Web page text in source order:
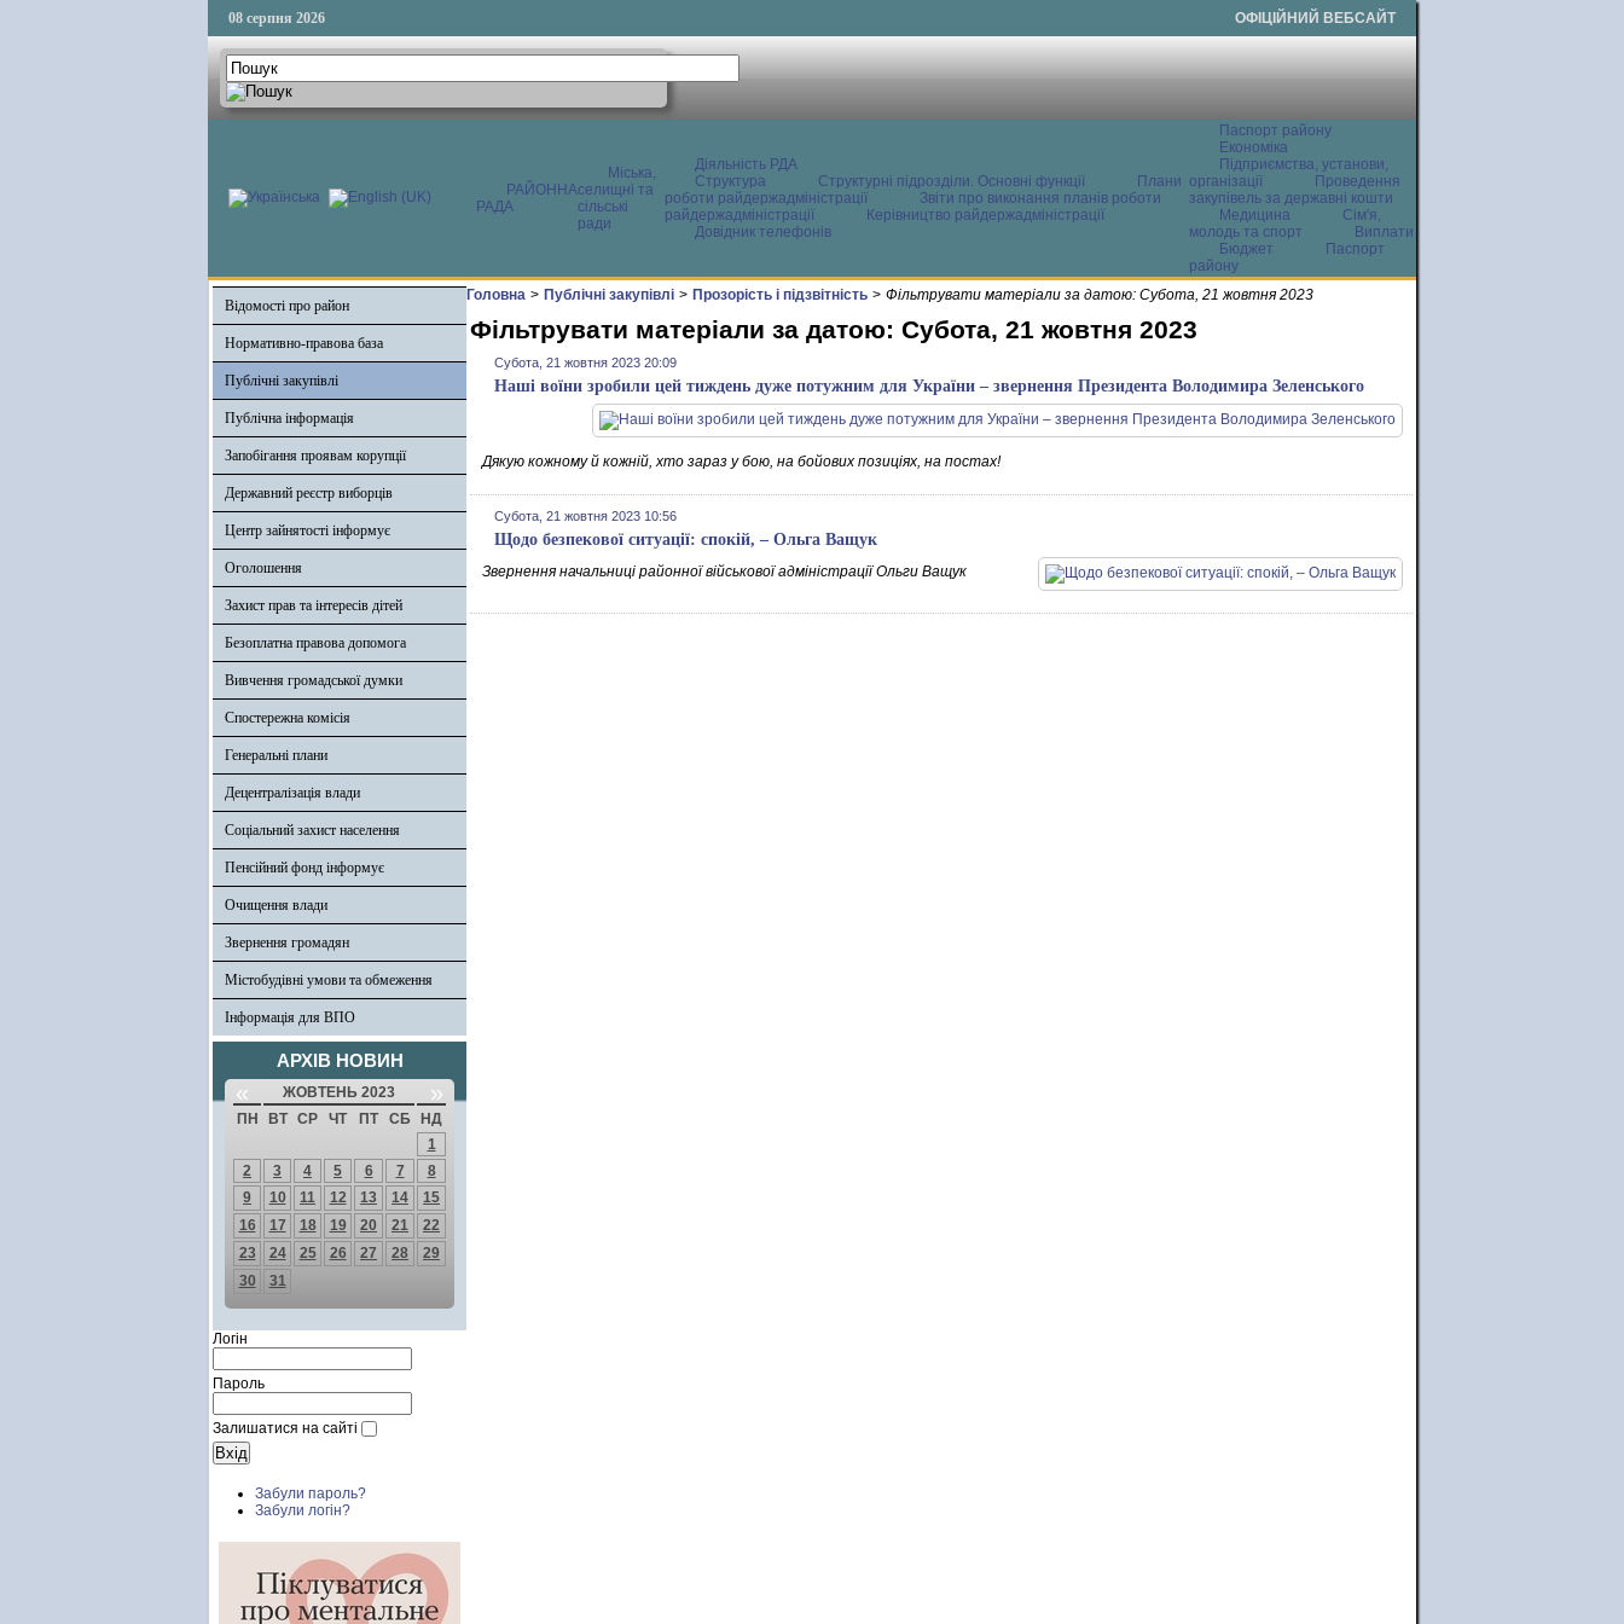
08 серпня 2026 ОФІЦІЙНИЙ ВЕБСАЙТ
РАЙОННА
РАДА
Міська,
селищні та
сільські
ради
Діяльність РДА
Структура
Структурні підрозділи. Основні функції
Плани
роботи райдержадміністрації
Звіти про виконання планів роботи
райдержадміністрації
Керівництво райдержадміністрації
Довідник телефонів
Паспорт району
Економіка
Підприємства, установи,
організації
Проведення
закупівель за державні кошти
Медицина
Сім'я,
молодь та спорт
Виплати
Бюджет
Паспорт
району
Відомості про район
Нормативно-правова база
Публічні закупівлі
Публічна інформація
Запобігання проявам корупції
Державний реєстр виборців
Центр зайнятості інформує
Оголошення
Захист прав та інтересів дітей
Безоплатна правова допомога
Вивчення громадської думки
Спостережна комісія
Генеральні плани
Децентралізація влади
Соціальний захист населення
Пенсійний фонд інформує
Очищення влади
Звернення громадян
Містобудівні умови та обмеження
Інформація для ВПО
АРХІВ НОВИН
« ЖОВТЕНЬ 2023 »
ПН ВТ СР ЧТ ПТ СБ
НД
1
2
3 4 5 6 7
8
9
10 11 12 13 14
15
16
17 18 19 20 21
22
23
24 25 26 27 28
29
30
31
Логін
Пароль
Залишатися на сайті
Забули пароль?
Забули логін?
Головна > Публічні закупівлі > Прозорість і підзвітність > Фільтрувати матеріали за датою: Субота, 21 жовтня 2023
Фільтрувати матеріали за датою: Субота, 21 жовтня 2023
Субота, 21 жовтня 2023 20:09
Наші воїни зробили цей тиждень дуже потужним для України – звернення Президента Володимира Зеленського
Дякую кожному й кожній, хто зараз у бою, на бойових позиціях, на постах!
Субота, 21 жовтня 2023 10:56
Щодо безпекової ситуації: спокій, – Ольга Ващук
Звернення начальниці районної військової адміністрації Ольги Ващук